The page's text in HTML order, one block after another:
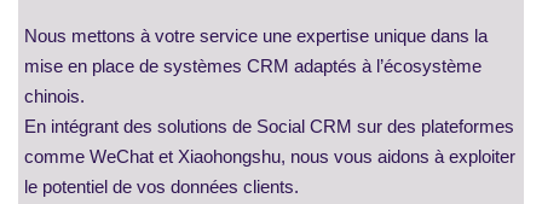
Nous mettons à votre service une expertise unique dans la
mise en place de systèmes CRM adaptés à l’écosystème
chinois.
En intégrant des solutions de Social CRM sur des plateformes
comme WeChat et Xiaohongshu, nous vous aidons à exploiter
le potentiel de vos données clients.